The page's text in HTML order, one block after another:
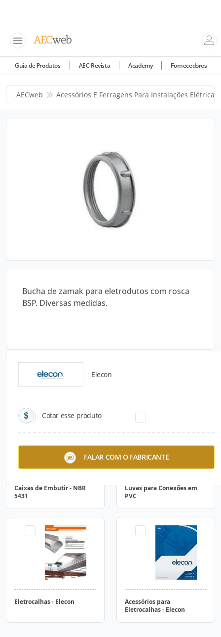
Guia de Produtos AEC Revista Academy Fornecedores
AECweb Acessórios E Ferragens Para Instalações Elétricas
Bucha de zamak para eletrodutos com rosca
BSP. Diversas medidas.
Elecon
Cotar esse produto
FALAR COM O FABRICANTE
Catálogos para Download
Caixas de Embutir - NBR
5431
Luvas para Conexões em
PVC
Eletrocalhas - Elecon
Acessórios para
Eletrocalhas - Elecon